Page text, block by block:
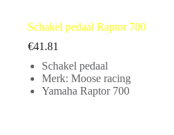
Schakel pedaal Raptor 700
€41.81
Schakel pedaal
Merk: Moose racing
Yamaha Raptor 700